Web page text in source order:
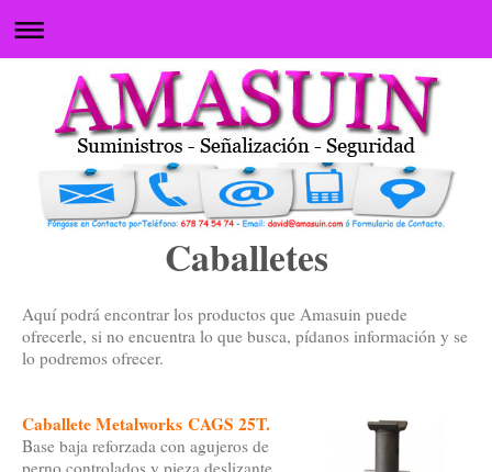
Caballetes
Aquí podrá encontrar los productos que Amasuin puede
ofrecerle, si no encuentra lo que busca, pídanos información y se
lo podremos ofrecer.
Caballete Metalworks CAGS 25T.
Base baja reforzada con agujeros de